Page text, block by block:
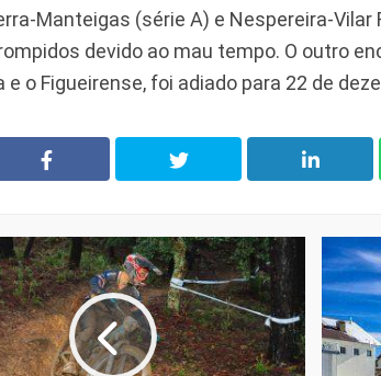
Manteigas (série A) e Nespereira-Vilar
devido ao mau tempo. O outro
e o Figueirense, foi adiado para 22 de